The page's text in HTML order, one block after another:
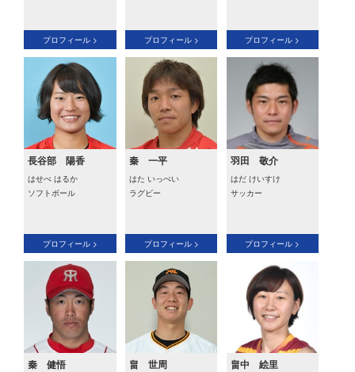
プロフィール > プロフィール > プロフィール >
長谷部 陽香
はせべ はるか
ソフトボール
プロフィール >
秦 一平
はた いっぺい
ラグビー
プロフィール >
羽田 敬介
はだ けいすけ
サッカー
プロフィール >
秦 健悟 畠 世周 畠中 絵里